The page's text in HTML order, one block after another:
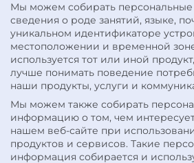
Мы можем собирать персональные
сведения о роде занятий, языке,
уникальном идентификаторе
местоположении и временной
используется тот или иной
лучше понимать поведение
наши продукты, услуги и
Мы можем также собирать
информацию о том, чем
нашем веб-сайте при
продуктов и сервисов. Такие
информация собирается и